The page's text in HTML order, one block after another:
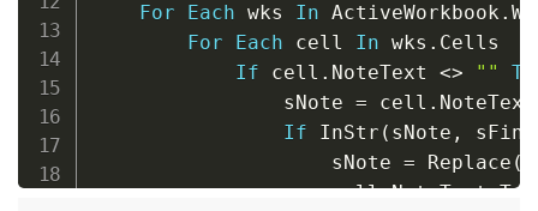
For
Each wks In ActiveWorkbook .
For
Each cell In wks . Cells
If cell . NoteText <> ""
                sNote
= cell . NoteText
If InStr ( sNote , sFind
                    sNote
= Replace (
                    cell
.NoteText